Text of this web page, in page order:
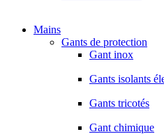
Mains
Gants de protection
Gant inox
Gants isolants
Gants tricotés
Gant chimique